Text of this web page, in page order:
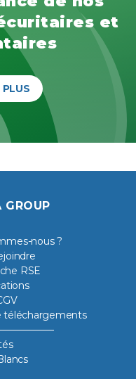
et
PLUS
GROUP
nous ?
RSE
téléchargements